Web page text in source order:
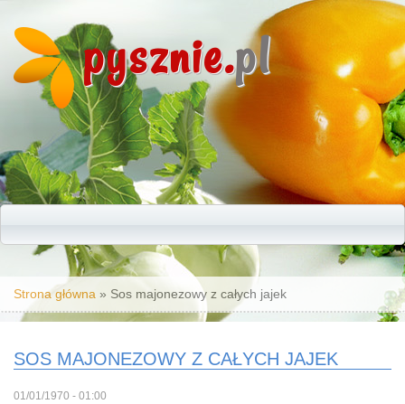
pysznie.pl
Jesteś tutaj
Strona główna » Sos majonezowy z całych jajek
SOS MAJONEZOWY Z CAŁYCH JAJEK
01/01/1970 - 01:00